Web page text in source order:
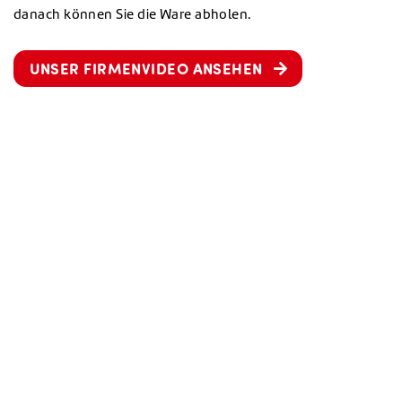
danach können Sie die Ware abholen.
UNSER FIRMENVIDEO ANSEHEN